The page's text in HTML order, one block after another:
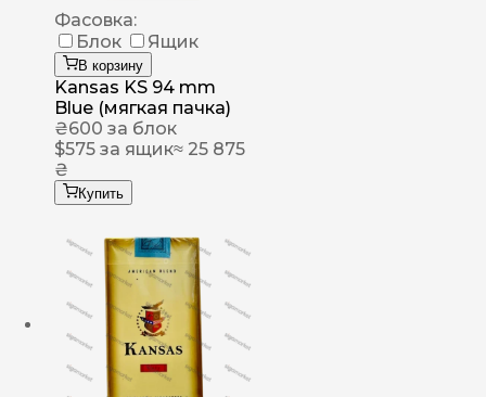
Фасовка:
Блок
Ящик
В корзину
Kansas KS 94 mm
Blue (мягкая пачка)
₴600 за блок
$575 за ящик≈ 25 875
₴
Купить